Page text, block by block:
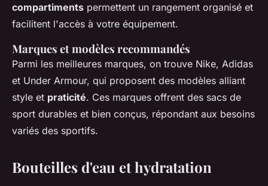
compartiments permettent un rangement organisé et
facilitent l'accès à votre équipement.
Marques et modèles recommandés
Parmi les meilleures marques, on trouve Nike, Adidas
et Under Armour, qui proposent des modèles alliant
style et praticité. Ces marques offrent des sacs de
sport durables et bien conçus, répondant aux besoins
variés des sportifs.
Bouteilles d'eau et hydratation